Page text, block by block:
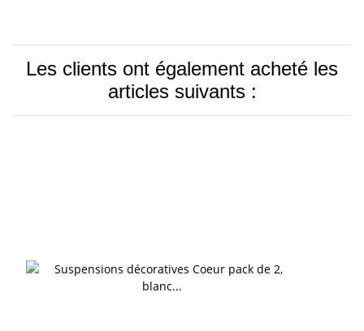
Les clients ont également acheté les
articles suivants :